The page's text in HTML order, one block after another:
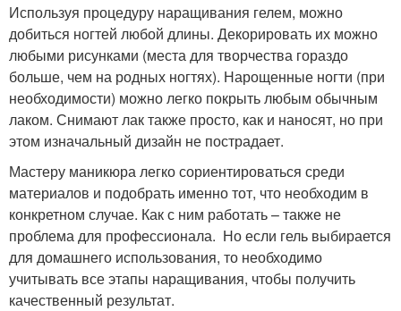
Используя процедуру наращивания гелем, можно
добиться ногтей любой длины. Декорировать их можно
любыми рисунками (места для творчества гораздо
больше, чем на родных ногтях). Нарощенные ногти (при
необходимости) можно легко покрыть любым обычным
лаком. Снимают лак также просто, как и наносят, но при
этом изначальный дизайн не пострадает.
Мастеру маникюра легко сориентироваться среди
материалов и подобрать именно тот, что необходим в
конкретном случае. Как с ним работать – также не
проблема для профессионала. Но если гель выбирается
для домашнего использования, то необходимо
учитывать все этапы наращивания, чтобы получить
качественный результат.